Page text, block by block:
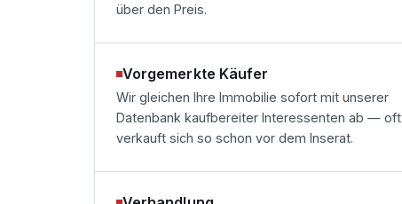
über den Preis.
Vorgemerkte Käufer
Wir gleichen Ihre Immobilie sofort mit unserer
Datenbank kaufbereiter Interessenten ab — oft
verkauft sich so schon vor dem Inserat.